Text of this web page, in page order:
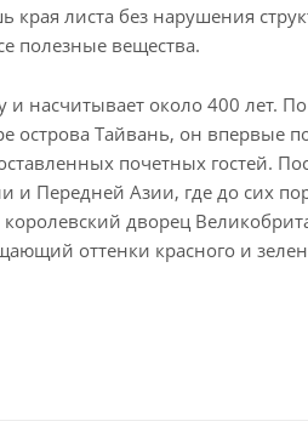
листа без нарушения
полезные вещества.
насчитывает около 400 лет.
острова Тайвань, он впервые
почетных гостей.
и Передней Азии, где до сих
дворец
оттенки красного и